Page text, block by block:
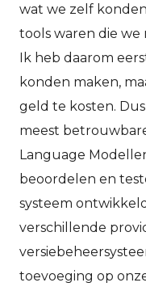
wat we zelf
tools waren die
Ik heb daarom
konden maken,
geld te kosten.
meest
Language
beoordelen en
systeem
verschillende
toevoeging op